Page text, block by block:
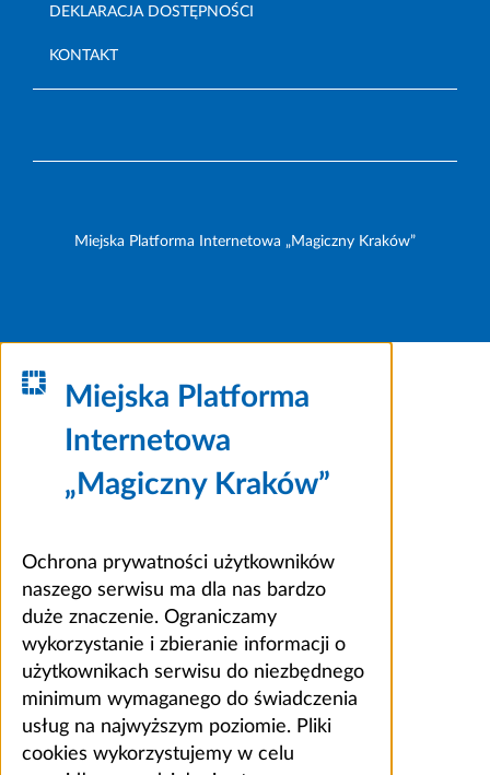
DEKLARACJA DOSTĘPNOŚCI
KONTAKT
Miejska Platforma Internetowa „Magiczny Kraków”
Miejska Platforma
Internetowa
„Magiczny Kraków”
Ochrona prywatności użytkowników
naszego serwisu ma dla nas bardzo
duże znaczenie. Ograniczamy
wykorzystanie i zbieranie informacji o
użytkownikach serwisu do niezbędnego
minimum wymaganego do świadczenia
usług na najwyższym poziomie. Pliki
cookies wykorzystujemy w celu